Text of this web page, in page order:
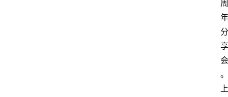
周
年
分
享
会
。
上